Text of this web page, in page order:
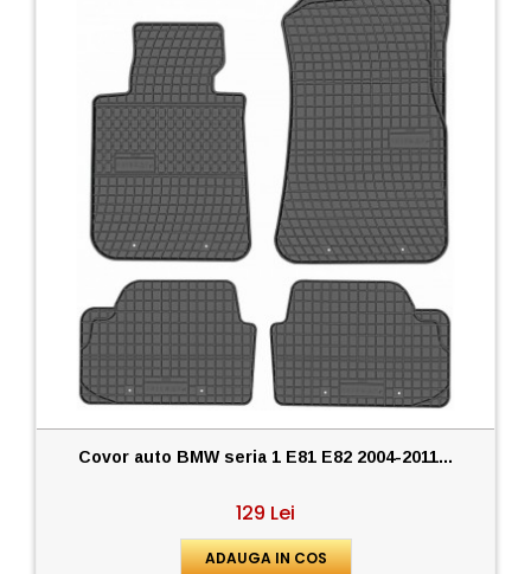
Covor auto BMW seria 1 E81 E82 2004-2011...
129 Lei
ADAUGA IN COS